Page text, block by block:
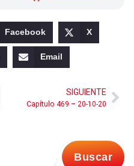
Facebook X
Email
SIGUIENTE
Capítulo 469 – 20-10-20
Buscar